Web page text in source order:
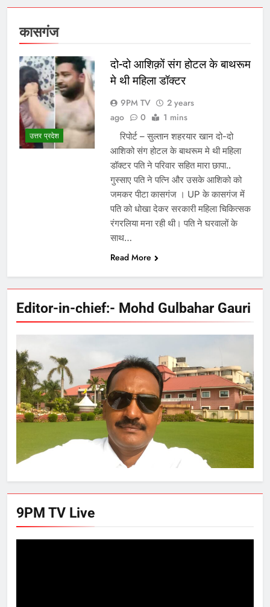
कासगंज
उत्तर प्रदेश
दो-दो आशिक़ों संग होटल के बाथरूम
मे थी महिला डॉक्टर
9PM TV
2 years
ago
0 1 mins
रिपोर्ट – सुल्तान शहरयार खान दो-दो
आशिको संग होटल के बाथरूम मे थी महिला
डॉक्टर पति ने परिवार सहित मारा छापा..
गुस्साए पति ने पत्नि और उसके आशिको को
जमकर पीटा कासगंज । UP के कासगंज में
पति को धोखा देकर सरकारी महिला चिकित्सक
रंगरलिया मना रही थी। पति ने घरवालों के
साथ…
Read More
Editor-in-chief:- Mohd Gulbahar Gauri
9PM TV Live